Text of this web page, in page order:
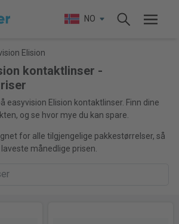
NO
Elision
kontaktlinser -
easyvision Elision kontaktlinser. Finn dine
og se hvor mye du kan spare.
for alle tilgjengelige pakkestørrelser, så
månedlige prisen.